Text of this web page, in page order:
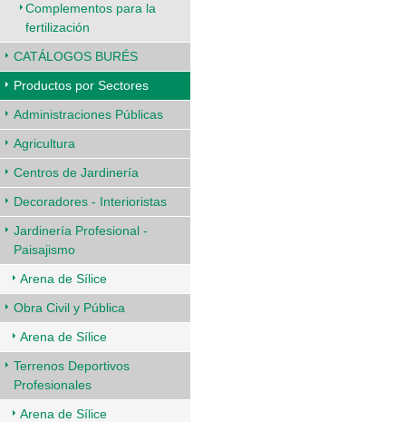
Complementos para la
fertilización
CATÁLOGOS BURÉS
Productos por Sectores
Administraciones Públicas
Agricultura
Centros de Jardinería
Decoradores - Interioristas
Jardinería Profesional -
Paisajismo
Arena de Sílice
Obra Civil y Pública
Arena de Sílice
Terrenos Deportivos
Profesionales
Arena de Sílice